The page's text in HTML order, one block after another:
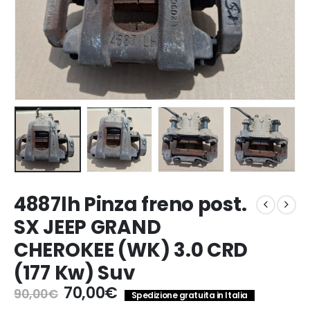
4887lh Pinza freno post.
SX JEEP GRAND
CHEROKEE (WK) 3.0 CRD
(177 Kw) Suv
90,00€ Il
70,00€Il Spedizione gratuita in Italia